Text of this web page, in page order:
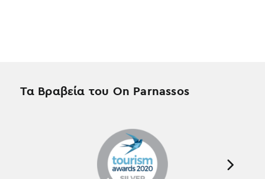
Τα Βραβεία του On Parnassos